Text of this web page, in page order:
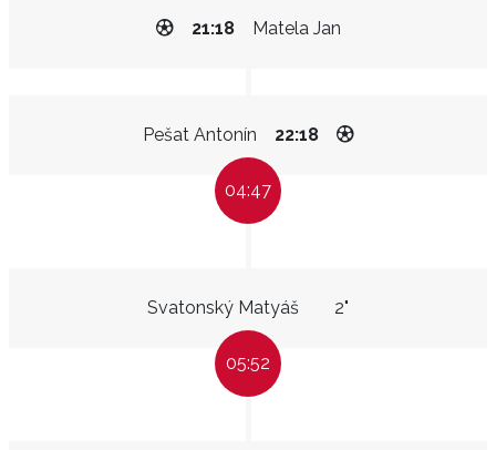
Matela Jan
21:18
Pešat Antonín 22:18
04:47
Svatonský Matyáš 2"
05:52